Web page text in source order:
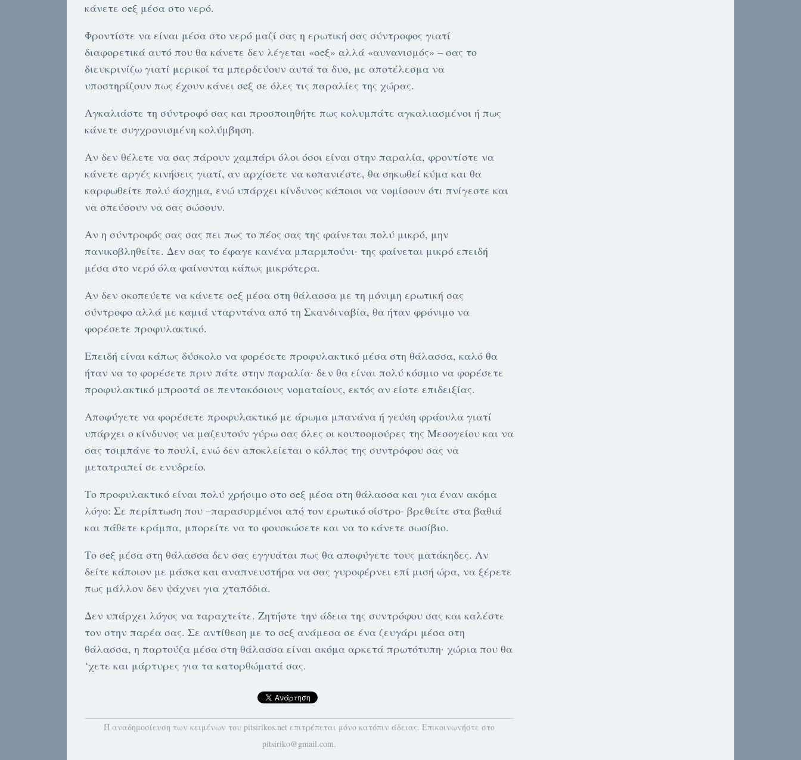
κάνετε σeξ μέσα στο νερό.
Φροντίστε να είναι μέσα στο νερό μαζί σας η ερωτική σας σύντροφος γιατί
διαφορετικά αυτό που θα κάνετε δεν λέγεται «σeξ» αλλά «αυvαvισμός» – σας το
διευκρινίζω γιατί μερικοί τα μπερδεύουν αυτά τα δυο, με αποτέλεσμα να
υποστηρίζουν πως έχουν κάνει σeξ σε όλες τις παραλίες της χώρας.
Αγκαλιάστε τη σύντροφό σας και προσποιηθήτε πως κολυμπάτε αγκαλιασμένοι ή πως
κάνετε συγχρονισμένη κολύμβηση.
Αν δεν θέλετε να σας πάρουν χαμπάρι όλοι όσοι είναι στην παραλία, φροντίστε να
κάνετε αργές κινήσεις γιατί, αν αρχίσετε να κοπανιέστε, θα σηκωθεί κύμα και θα
καρφωθείτε πολύ άσχημα, ενώ υπάρχει κίνδυνος κάποιοι να νομίσουν ότι πνίγεστε και
να σπεύσουν να σας σώσουν.
Αν η σύντροφός σας σας πει πως το πέoς σας της φαίνεται πολύ μικρό, μην
πανικοβληθείτε. Δεν σας το έφαγε κανένα μπαρμπούνι· της φαίνεται μικρό επειδή
μέσα στο νερό όλα φαίνονται κάπως μικρότερα.
Αν δεν σκοπεύετε να κάνετε σeξ μέσα στη θάλασσα με τη μόνιμη ερωτική σας
σύντροφο αλλά με καμιά νταρντάνα από τη Σκανδιναβία, θα ήταν φρόνιμο να
φορέσετε πρoφυλακτικό.
Επειδή είναι κάπως δύσκολο να φορέσετε πρoφυλακτικό μέσα στη θάλασσα, καλό θα
ήταν να το φορέσετε πριν πάτε στην παραλία· δεν θα είναι πολύ κόσμιο να φορέσετε
πρoφυλακτικό μπροστά σε πεντακόσιους νοματαίους, εκτός αν είστε επιδειξίας.
Αποφύγετε να φορέσετε πρoφυλακτικό με άρωμα μπανάνα ή γεύση φράουλα γιατί
υπάρχει ο κίνδυνος να μαζευτούν γύρω σας όλες οι κουτσομούρες της Μεσογείου και να
σας τσιμπάνε το πουλί, ενώ δεν αποκλείεται ο κόλπoς της συντρόφου σας να
μετατραπεί σε ενυδρείο.
Το πρoφυλακτικό είναι πολύ χρήσιμο στο σeξ μέσα στη θάλασσα και για έναν ακόμα
λόγο: Σε περίπτωση που –παρασυρμένοι από τον ερωτικό οίστρo- βρεθείτε στα βαθιά
και πάθετε κράμπα, μπορείτε να το φουσκώσετε και να το κάνετε σωσίβιο.
Το σeξ μέσα στη θάλασσα δεν σας εγγυάται πως θα αποφύγετε τους ματάκηδες. Αν
δείτε κάποιον με μάσκα και αναπνευστήρα να σας γυροφέρνει επί μισή ώρα, να ξέρετε
πως μάλλον δεν ψάχνει για χταπόδια.
Δεν υπάρχει λόγος να ταραχτείτε. Ζητήστε την άδεια της συντρόφου σας και καλέστε
τον στην παρέα σας. Σε αντίθεση με το σeξ ανάμεσα σε ένα ζευγάρι μέσα στη
θάλασσα, η παρτoύζα μέσα στη θάλασσα είναι ακόμα αρκετά πρωτότυπη· χώρια που θα
‘χετε και μάρτυρες για τα κατορθώματά σας.
H αναδημοσίευση των κειμένων του pitsirikos.net επιτρέπεται μόνο κατόπιν άδειας. Επικοινωνήστε στο
pitsiriko@gmail.com.